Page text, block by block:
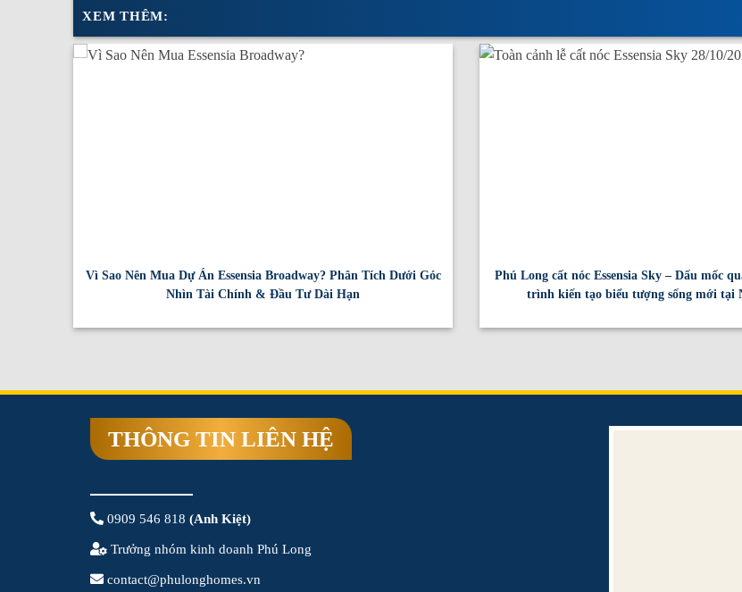
XEM THÊM:
Vì Sao Nên Mua Dự Án Essensia Broadway? Phân Tích Dưới Góc
Nhìn Tài Chính & Đầu Tư Dài Hạn
Phú Long cất nóc Essensia Sky – Dấu mốc
trình kiến tạo biểu tượng sống mới tại
THÔNG TIN LIÊN HỆ
0909 546 818 (Anh Kiệt)
Trưởng nhóm kinh doanh Phú Long
contact@phulonghomes.vn